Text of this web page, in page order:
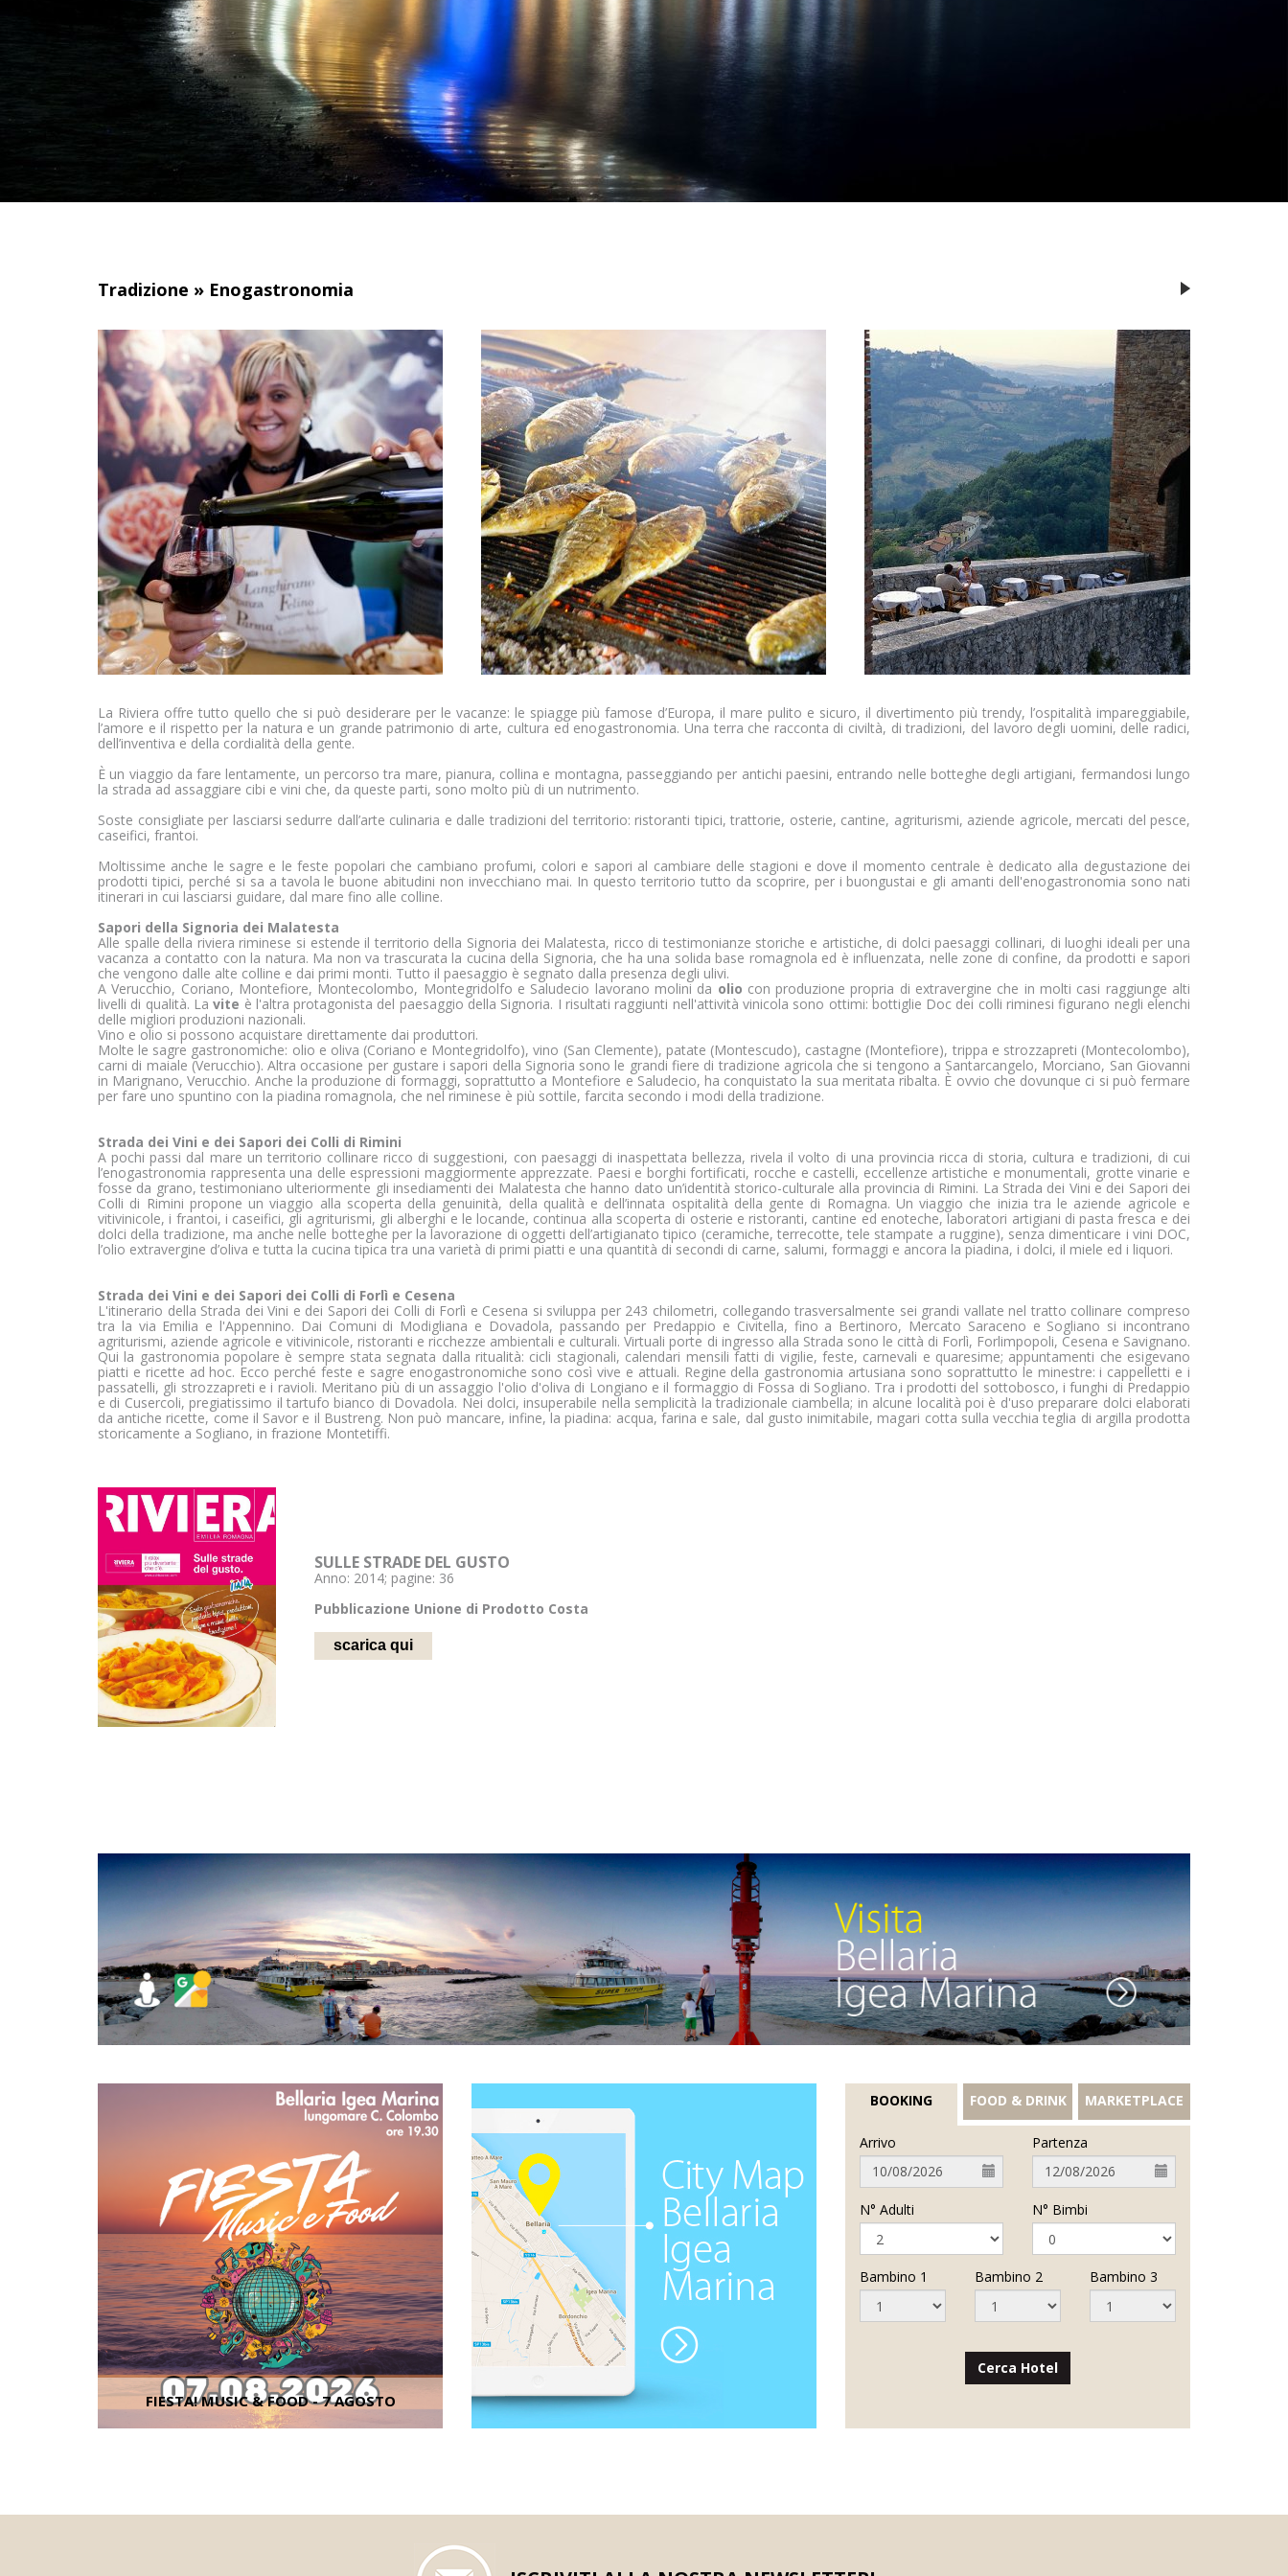
Necessari
I cookie necessari contribuiscono a rendere fruibile il sito abilitando le funzioni di base come la
navigazione della pagina, l'accesso alle aree protette e a raccogliere dati sul percorso di navigazione.
Il sito non può funzionare correttamente senza questi cookie e non richiedono il tuo consenso.
Vedi la lista completa
Statistici
I cookie statistici aiutano i proprietari del sito web a capire come i visitatori interagiscono, raccogliendo e
Vedi la lista completa
Marketing
visualizzare annunci pertinenti e coinvolgenti per il singolo utente e quindi quelli di maggior valore per gli
editori e gli inserzionisti terzi.
Vedi la lista completa
Tradizione » Enogastronomia
La Riviera offre tutto quello che si può desiderare per le vacanze: le spiagge più famose d’Europa, il mare pulito e sicuro, il divertimento più trendy, l’ospitalità impareggiabile,
l’amore e il rispetto per la natura e un grande patrimonio di arte, cultura ed enogastronomia. Una terra che racconta di civiltà, di tradizioni, del lavoro degli uomini, delle radici,
dell’inventiva e della cordialità della gente.
È un viaggio da fare lentamente, un percorso tra mare, pianura, collina e montagna, passeggiando per antichi paesini, entrando nelle botteghe degli artigiani, fermandosi lungo
la strada ad assaggiare cibi e vini che, da queste parti, sono molto più di un nutrimento.
Soste consigliate per lasciarsi sedurre dall’arte culinaria e dalle tradizioni del territorio: ristoranti tipici, trattorie, osterie, cantine, agriturismi, aziende agricole, mercati del pesce,
caseifici, frantoi.
Moltissime anche le sagre e le feste popolari che cambiano profumi, colori e sapori al cambiare delle stagioni e dove il momento centrale è dedicato alla degustazione dei
prodotti tipici, perché si sa a tavola le buone abitudini non invecchiano mai. In questo territorio tutto da scoprire, per i buongustai e gli amanti dell'enogastronomia sono nati
itinerari in cui lasciarsi guidare, dal mare fino alle colline.
Sapori della Signoria dei Malatesta
Alle spalle della riviera riminese si estende il territorio della Signoria dei Malatesta, ricco di testimonianze storiche e artistiche, di dolci paesaggi collinari, di luoghi ideali per una
vacanza a contatto con la natura. Ma non va trascurata la cucina della Signoria, che ha una solida base romagnola ed è influenzata, nelle zone di confine, da prodotti e sapori
che vengono dalle alte colline e dai primi monti. Tutto il paesaggio è segnato dalla presenza degli ulivi.
A Verucchio, Coriano, Montefiore, Montecolombo, Montegridolfo e Saludecio lavorano molini da olio con produzione propria di extravergine che in molti casi raggiunge alti
livelli di qualità. Lavite è l'altra protagonista del paesaggio della Signoria. I risultati raggiunti nell'attività vinicola sono ottimi: bottiglie Doc dei colli riminesi figurano negli elenchi
delle migliori produzioni nazionali.
Vino e olio si possono acquistare direttamente dai produttori.
Molte le sagre gastronomiche: olio e oliva (Coriano e Montegridolfo), vino (San Clemente), patate (Montescudo), castagne (Montefiore), trippa e strozzapreti (Montecolombo),
carni di maiale (Verucchio). Altra occasione per gustare i sapori della Signoria sono le grandi fiere di tradizione agricola che si tengono a Santarcangelo, Morciano, San Giovanni
in Marignano, Verucchio. Anche la produzione di formaggi, soprattutto a Montefiore e Saludecio, ha conquistato la sua meritata ribalta. È ovvio che dovunque ci si può fermare
per fare uno spuntino con la piadina romagnola, che nel riminese è più sottile, farcita secondo i modi della tradizione.
Strada dei Vini e dei Sapori dei Colli di Rimini
A pochi passi dal mare un territorio collinare ricco di suggestioni, con paesaggi di inaspettata bellezza, rivela il volto di una provincia ricca di storia, cultura e tradizioni, di cui
l’enogastronomia rappresenta una delle espressioni maggiormente apprezzate. Paesi e borghi fortificati, rocche e castelli, eccellenze artistiche e monumentali, grotte vinarie e
fosse da grano, testimoniano ulteriormente gli insediamenti dei Malatesta che hanno dato un’identità storico-culturale alla provincia di Rimini. La Strada dei Vini e dei Sapori dei
Colli di Rimini propone un viaggio alla scoperta della genuinità, della qualità e dell’innata ospitalità della gente di Romagna. Un viaggio che inizia tra le aziende agricole e
vitivinicole, i frantoi, i caseifici, gli agriturismi, gli alberghi e le locande, continua alla scoperta di osterie e ristoranti, cantine ed enoteche, laboratori artigiani di pasta fresca e dei
dolci della tradizione, ma anche nelle botteghe per la lavorazione di oggetti dell’artigianato tipico (ceramiche, terrecotte, tele stampate a ruggine), senza dimenticare i vini DOC,
l’olio extravergine d’oliva e tutta la cucina tipica tra una varietà di primi piatti e una quantità di secondi di carne, salumi, formaggi e ancora la piadina, i dolci, il miele ed i liquori.
Strada dei Vini e dei Sapori dei Colli di Forlì e Cesena
L'itinerario della Strada dei Vini e dei Sapori dei Colli di Forlì e Cesena si sviluppa per 243 chilometri, collegando trasversalmente sei grandi vallate nel tratto collinare compreso
tra la via Emilia e l'Appennino. Dai Comuni di Modigliana e Dovadola, passando per Predappio e Civitella, fino a Bertinoro, Mercato Saraceno e Sogliano si incontrano
agriturismi, aziende agricole e vitivinicole, ristoranti e ricchezze ambientali e culturali. Virtuali porte di ingresso alla Strada sono le città di Forlì, Forlimpopoli, Cesena e Savignano.
Qui la gastronomia popolare è sempre stata segnata dalla ritualità: cicli stagionali, calendari mensili fatti di vigilie, feste, carnevali e quaresime; appuntamenti che esigevano
piatti e ricette ad hoc. Ecco perché feste e sagre enogastronomiche sono così vive e attuali. Regine della gastronomia artusiana sono soprattutto le minestre: i cappelletti e i
passatelli, gli strozzapreti e i ravioli. Meritano più di un assaggio l'olio d'oliva di Longiano e il formaggio di Fossa di Sogliano. Tra i prodotti del sottobosco, i funghi di Predappio
e di Cusercoli, pregiatissimo il tartufo bianco di Dovadola. Nei dolci, insuperabile nella semplicità la tradizionale ciambella; in alcune località poi è d'uso preparare dolci elaborati
da antiche ricette, come il Savor e il Bustreng. Non può mancare, infine, la piadina: acqua, farina e sale, dal gusto inimitabile, magari cotta sulla vecchia teglia di argilla prodotta
storicamente a Sogliano, in frazione Montetiffi.
SULLE STRADE DEL GUSTO
Anno: 2014; pagine: 36
Pubblicazione Unione di Prodotto Costa
scarica qui
FIESTA! MUSIC & FOOD - 7 AGOSTO
BOOKING FOOD & DRINK MARKETPLACE
Arrivo Partenza
N° Adulti N° Bimbi
Bambino 1 Bambino 2 Bambino 3
Cerca Hotel